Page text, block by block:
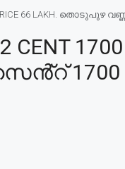
PRICE 66 LAKH.
1700